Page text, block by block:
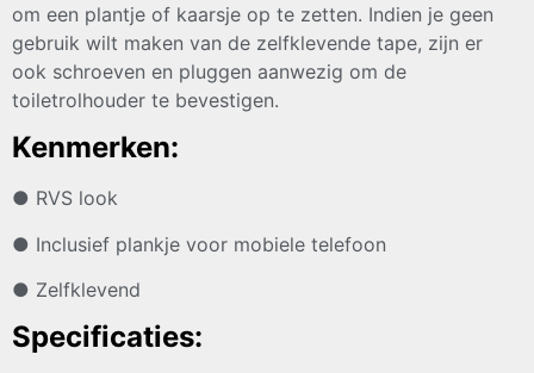
om een plantje of kaarsje op te zetten. Indien je geen
gebruik wilt maken van de zelfklevende tape, zijn er
ook schroeven en pluggen aanwezig om de
toiletrolhouder te bevestigen.
Kenmerken:
● RVS look
● Inclusief plankje voor mobiele telefoon
● Zelfklevend
Specificaties: